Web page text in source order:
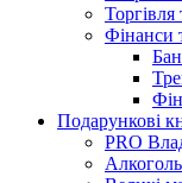
Торгівля
Фінанси
Подарункові
PRO